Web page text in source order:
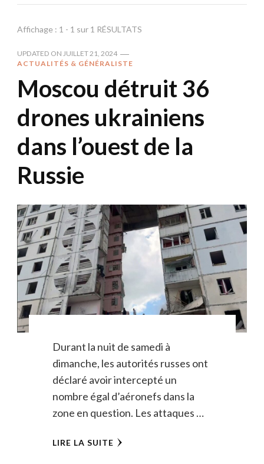
Affichage : 1 - 1 sur 1 RÉSULTATS
UPDATED ON JUILLET 21, 2024
ACTUALITÉS & GÉNÉRALISTE
Moscou détruit 36
drones ukrainiens
dans l’ouest de la
Russie
Durant la nuit de samedi à
dimanche, les autorités russes ont
déclaré avoir intercepté un
nombre égal d’aéronefs dans la
zone en question. Les attaques …
LIRE LA SUITE